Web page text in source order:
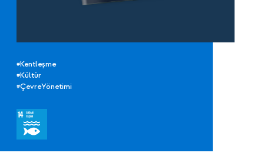
#Kentleşme
#Kültür
#ÇevreYönetimi